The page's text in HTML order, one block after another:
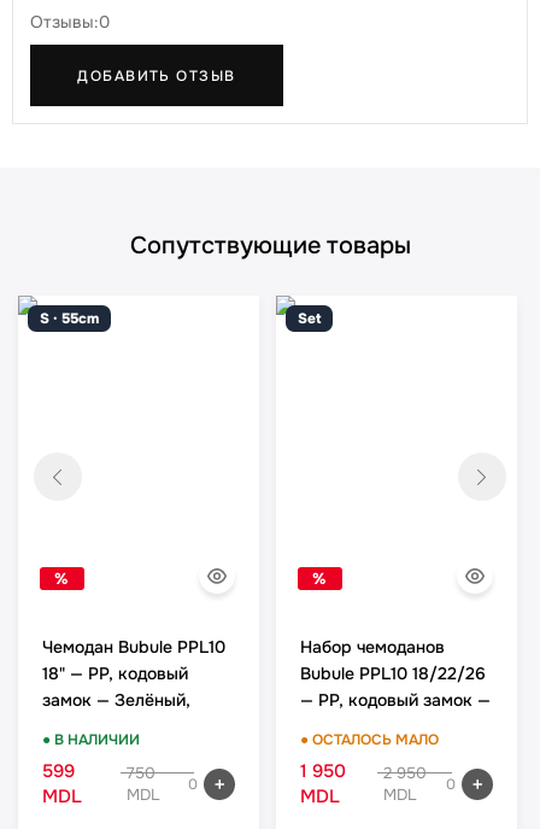
Отзывы:0
ДОБАВИТЬ ОТЗЫВ
Сопутствующие товары
S · 55cm
%
Чемодан Bubule PPL10
18" — PP, кодовый
замок — Зелёный,
● В НАЛИЧИИ
599
MDL
750
MDL
0
Set
%
Набор чемоданов
Bubule PPL10 18/22/26
— PP, кодовый замок —
● ОСТАЛОСЬ МАЛО
1 950
MDL
2 950
MDL
0